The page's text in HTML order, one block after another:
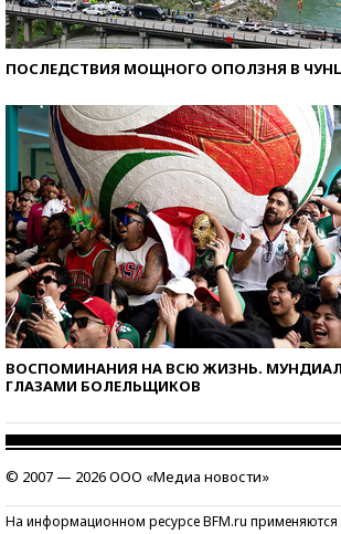
ПОСЛЕДСТВИЯ МОЩНОГО ОПОЛЗНЯ В
ВОСПОМИНАНИЯ НА ВСЮ ЖИЗНЬ.
ГЛАЗАМИ БОЛЕЛЬЩИКОВ
© 2007 — 2026 ООО «Медиа новости»
На информационном ресурсе BFM.ru применяются